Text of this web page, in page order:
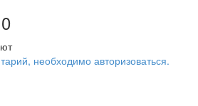
0
необходимо авторизоваться.